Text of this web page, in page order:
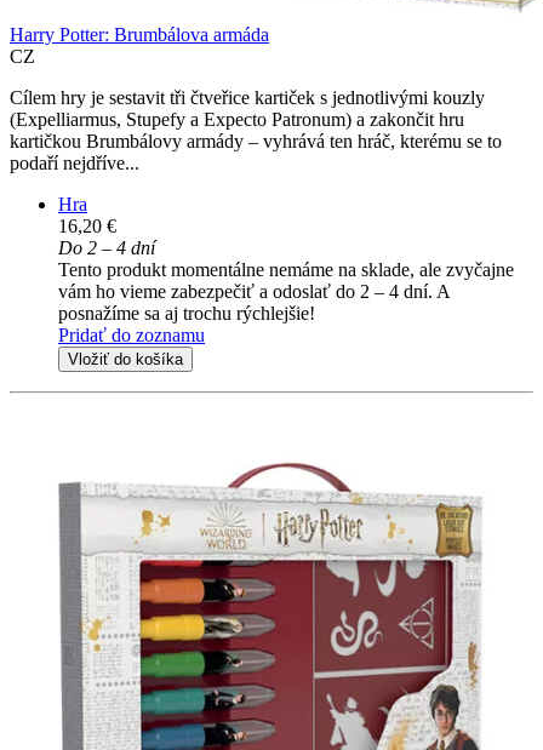
Harry Potter: Brumbálova armáda
CZ
Cílem hry je sestavit tři čtveřice kartiček s jednotlivými kouzly
(Expelliarmus, Stupefy a Expecto Patronum) a zakončit hru
kartičkou Brumbálovy armády – vyhrává ten hráč, kterému se to
podaří nejdříve...
Hra
16,20 €
Do 2 – 4 dní
Tento produkt momentálne nemáme na sklade, ale zvyčajne
vám ho vieme zabezpečiť a odoslať do 2 – 4 dní. A
posnažíme sa aj trochu rýchlejšie!
Pridať do zoznamu
Vložiť do košíka